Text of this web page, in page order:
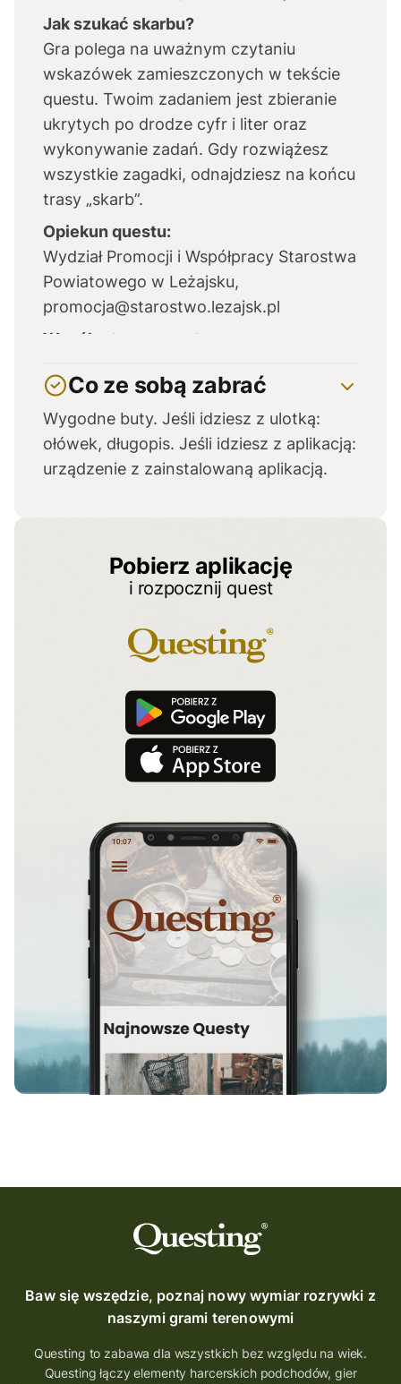
Jak szukać skarbu?
Gra polega na uważnym czytaniu
wskazówek zamieszczonych w tekście
questu. Twoim zadaniem jest zbieranie
ukrytych po drodze cyfr i liter oraz
wykonywanie zadań. Gdy rozwiążesz
wszystkie zagadki, odnajdziesz na końcu
trasy „skarb”.
Opiekun questu:
Wydział Promocji i Współpracy Starostwa
Powiatowego w Leżajsku,
promocja@starostwo.lezajsk.pl
Współautorzy questu:
Co ze sobą zabrać
Wygodne buty. Jeśli idziesz z ulotką:
ołówek, długopis. Jeśli idziesz z aplikacją:
urządzenie z zainstalowaną aplikacją.
Pobierz aplikację
i rozpocznij quest
Baw się wszędzie, poznaj nowy wymiar rozrywki z
naszymi grami terenowymi
Questing to zabawa dla wszystkich bez względu na wiek.
Questing łączy elementy harcerskich podchodów, gier